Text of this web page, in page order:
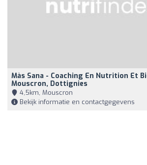
Màs Sana - Coaching En Nutrition Et
Mouscron, Dottignies
4,5km, Mouscron
Bekijk informatie en contactgegevens